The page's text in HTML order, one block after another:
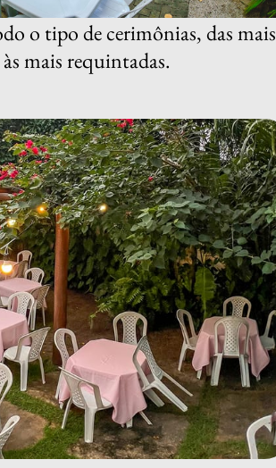
o tipo de cerimônias, das mais
mais requintadas.